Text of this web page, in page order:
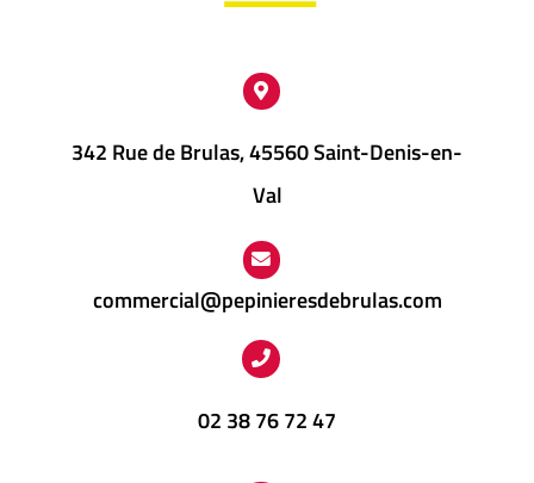
342 Rue de Brulas, 45560 Saint-Denis-en-
Val
commercial@pepinieresdebrulas.com
02 38 76 72 47